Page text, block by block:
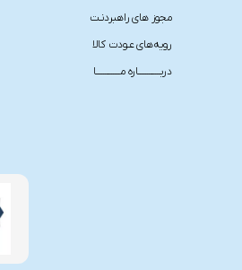
مجوز های راهبردنـت
رویه‌های عـودت کالا
دربـــــــــــــاره مــــــــــــــا